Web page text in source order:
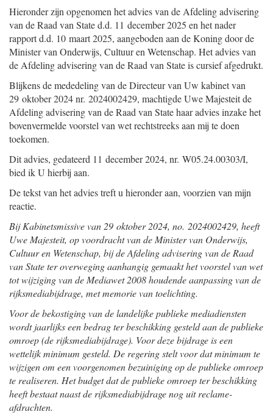
Hieronder zijn opgenomen het advies van de Afdeling advisering
van de Raad van State d.d. 11 december 2025 en het nader
rapport d.d. 10 maart 2025, aangeboden aan de Koning door de
Minister van Onderwijs, Cultuur en Wetenschap. Het advies van
de Afdeling advisering van de Raad van State is cursief afgedrukt.
Blijkens de mededeling van de Directeur van Uw kabinet van
29 oktober 2024 nr. 2024002429, machtigde Uwe Majesteit de
Afdeling advisering van de Raad van State haar advies inzake het
bovenvermelde voorstel van wet rechtstreeks aan mij te doen
toekomen.
Dit advies, gedateerd 11 december 2024, nr. W05.24.00303/I,
bied ik U hierbij aan.
De tekst van het advies treft u hieronder aan, voorzien van mijn
reactie.
Bij Kabinetsmissive van 29 oktober 2024, no. 2024002429, heeft
Uwe Majesteit, op voordracht van de Minister van Onderwijs,
Cultuur en Wetenschap, bij de Afdeling advisering van de Raad
van State ter overweging aanhangig gemaakt het voorstel van wet
tot wijziging van de Mediawet 2008 houdende aanpassing van de
rijksmediabijdrage, met memorie van toelichting.
Voor de bekostiging van de landelijke publieke mediadiensten
wordt jaarlijks een bedrag ter beschikking gesteld aan de publieke
omroep (de rijksmediabijdrage). Voor deze bijdrage is een
wettelijk minimum gesteld. De regering stelt voor dat minimum te
wijzigen om een voorgenomen bezuiniging op de publieke omroep
te realiseren. Het budget dat de publieke omroep ter beschikking
heeft bestaat naast de rijksmediabijdrage nog uit reclame-
afdrachten.